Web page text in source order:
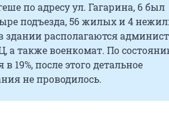
по адресу ул. Гагарина, 6 был
подъезда, 56 жилых и 4
располагаются
а также военкомат. По
19%, после этого детальное
не проводилось.